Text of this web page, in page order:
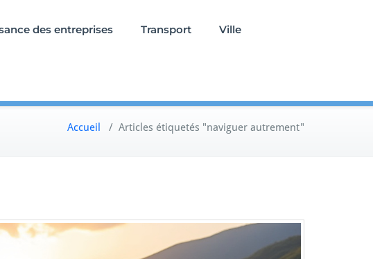
des entreprises Transport Ville
Accueil / Articles étiquetés "naviguer autrement"